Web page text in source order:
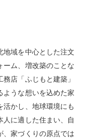
地域を中心とした注文
ーム、増改築のことな
店「ふじもと建築」
ような想いを込めた家
活かし、地球環境にも
人に適した住まい、自
、家づくりの原点では